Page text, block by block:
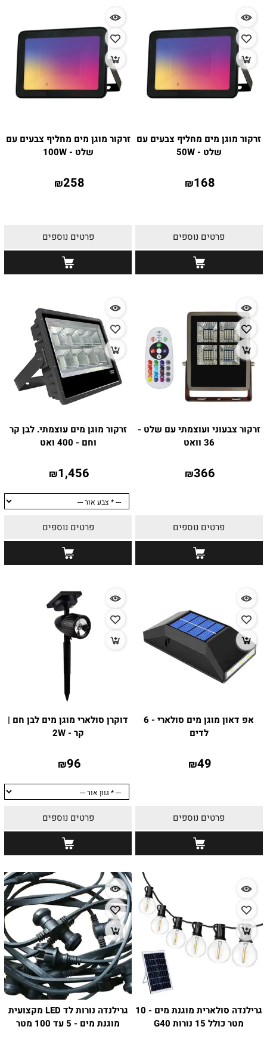
זרקור מוגן מים מחליף צבעים עם
שלט - 50W
₪168
פרטים נוספים
זרקור מוגן מים מחליף צבעים עם
שלט - 100W
₪258
פרטים נוספים
זרקור צבעוני ועוצמתי עם שלט -
36 וואט
₪366
פרטים נוספים
זרקור מוגן מים עוצמתי. לבן קר
וחם - 400 ואט
₪1,456
פרטים נוספים
אפ דאון מוגן מים סולארי - 6
לדים
₪49
פרטים נוספים
דוקרן סולארי מוגן מים לבן חם |
קר - 2W
₪96
פרטים נוספים
גרילנדה סולארית מוגנת מים - 10
מטר כולל 15 נורות G40
גרילנדה נורות לד LED מקצועית
מוגנת מים - 5 עד 100 מטר